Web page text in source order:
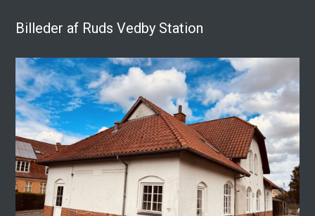
Billeder af Ruds Vedby Station